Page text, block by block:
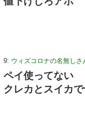
9: ウィズコロナの名無しさ
ペイ使ってない
クレカとスイカで